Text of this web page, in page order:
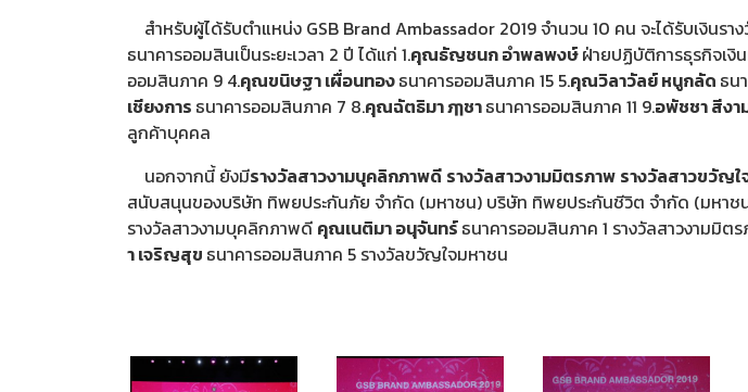
สำหรับผู้ได้รับตำแหน่ง GSB Brand Ambassador 2019 จำนวน 10 คน จะได้รับเงิน
ธนาคารออมสินเป็นระยะเวลา 2 ปี ได้แก่ 1.คุณธัญชนก อำพลพงษ์ฝ่ายปฏิบัติการธุรกิจเงิ
ออมสินภาค 9 4.คุณขนิษฐา เผื่อนทองธนาคารออมสินภาค 15 5.คุณวิลาวัลย์ หนูกลัด ธน
เชียงการ ธนาคารออมสินภาค 7 8.คุณฉัตธิมา ฦๅชาธนาคารออมสินภาค 11 9.อพัชชา สีงา
ลูกค้าบุคคล
นอกจากนี้ ยังมีรางวัลสาวงามบุคลิกภาพดี รางวัลสาวงามมิตรภาพ รางวัลสาวขวัญ
สนับสนุนของบริษัท ทิพยประกันภัย จำกัด (มหาชน) บริษัท ทิพยประกันชีวิต จำกัด (มหาช
รางวัลสาวงามบุคลิกภาพดี คุณเนติมา อนุจันทร์ธนาคารออมสินภาค 1 รางวัลสาวงามมิต
า เจริญสุข ธนาคารออมสินภาค 5 รางวัลขวัญใจมหาชน